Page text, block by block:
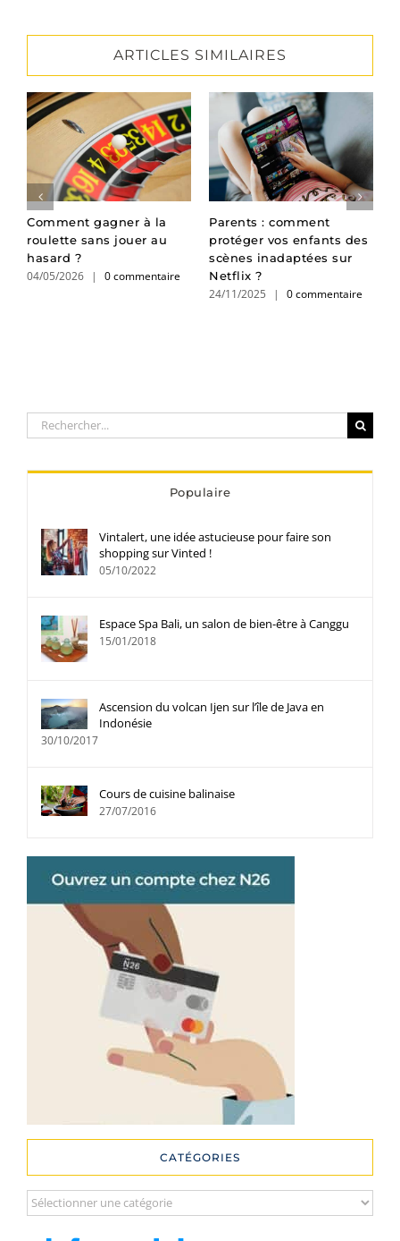
ARTICLES SIMILAIRES
Comment gagner à la
roulette sans jouer au
hasard ?
04/05/2026 | 0 commentaire
Parents : comment
protéger vos enfants des
scènes inadaptées sur
Netflix ?
24/11/2025 | 0 commentaire
Rechercher:
Populaire
Vintalert, une idée astucieuse pour faire son
shopping sur Vinted !
05/10/2022
Espace Spa Bali, un salon de bien-être à Canggu
15/01/2018
Ascension du volcan Ijen sur l’île de Java en
Indonésie
30/10/2017
Cours de cuisine balinaise
27/07/2016
CATÉGORIES
Catégories